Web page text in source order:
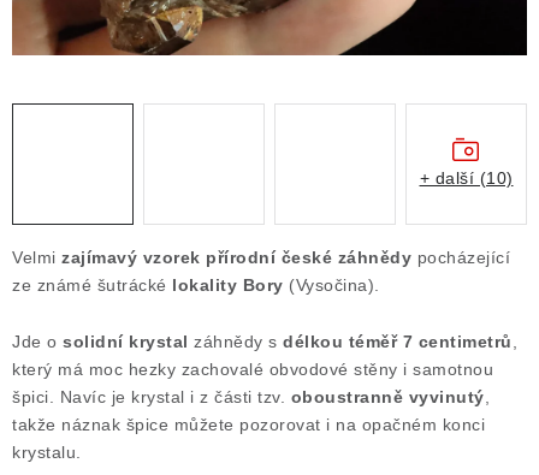
VIDEOGALERIE
Výkup minerálů a drahých kamenů
Formulář pro odstoupení od smlouvy
Poučení o právu na odstoupení od smlouvy
Velmi zajímavý vzorek přírodní české záhnědy pocházející
ze známé šutrácké lokality Bory (Vysočina).
Jde o solidní krystal záhnědy s délkou téměř 7 centimetrů
který má moc hezky zachovalé obvodové stěny i samotnou
špici. Navíc je krystal i z části tzv. oboustranně vyvinutý
takže náznak špice můžete pozorovat i na opačném konci
krystalu.
+ další (10)